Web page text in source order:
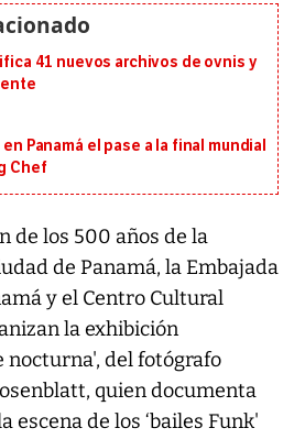
41 nuevos archivos de ovnis y
Panamá el pase a la final mundial
Chef
de los 500 años de la
de Panamá, la Embajada
y el Centro Cultural
la exhibición
nocturna', del fotógrafo
quien documenta
escena de los ‘bailes Funk'